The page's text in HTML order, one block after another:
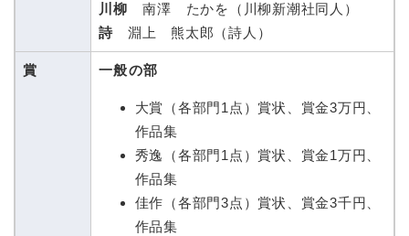
川柳 南澤 たかを（川柳新潮社同人）
詩 淵上 熊太郎（詩人）
賞 一般の部
大賞（各部門1点）賞状、賞金3万円、
作品集
秀逸（各部門1点）賞状、賞金1万円、
作品集
佳作（各部門3点）賞状、賞金3千円、
作品集